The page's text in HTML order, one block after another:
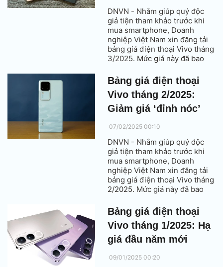
DNVN - Nhằm giúp quý độc
giả tiện tham khảo trước khi
mua smartphone, Doanh
nghiệp Việt Nam xin đăng tải
bảng giá điện thoại Vivo tháng
3/2025. Mức giá này đã bao
Bảng giá điện thoại
Vivo tháng 2/2025:
Giảm giá ‘đỉnh nóc’
07/02/2025 00:10
DNVN - Nhằm giúp quý độc
giả tiện tham khảo trước khi
mua smartphone, Doanh
nghiệp Việt Nam xin đăng tải
bảng giá điện thoại Vivo tháng
2/2025. Mức giá này đã bao
Bảng giá điện thoại
Vivo tháng 1/2025: Hạ
giá đầu năm mới
09/01/2025 00:20